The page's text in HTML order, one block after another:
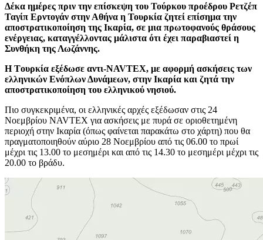
Δέκα ημέρες πριν την επίσκεψη του Τούρκου προέδρου Ρετζέπ
Ταγίπ Ερντογάν στην Αθήνα η Τουρκία ζητεί επίσημα την
αποστρατικοποίηση της Ικαρία, σε μια πρωτοφανούς θράσους
ενέργειας, καταγγέλλοντας μάλιστα ότι έχει παραβιαστεί η
Συνθήκη της Λωζάννης.
H Tουρκία εξέδωσε αντι-NAVTEX, με αφορμή ασκήσεις των
ελληνικών Ενόπλων Δυνάμεων, στην Ικαρία και ζητά την
αποστρατικοποίηση του ελληνικού νησιού.
Πιο συγκεκριμένα, οι ελληνικές αρχές εξέδωσαν στις 24
Νοεμβρίου NAVTEX για ασκήσεις με πυρά σε οριοθετημένη
περιοχή στην Ικαρία (όπως φαίνεται παρακάτω στο χάρτη) που θα
πραγματοποιηθούν αύριο 28 Νοεμβρίου από τις 06.00 το πρωί
μέχρι τις 13.00 το μεσημέρι και από τις 14.30 το μεσημέρι μέχρι τις
20.00 το βράδυ.